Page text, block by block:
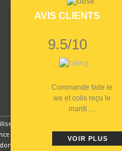
des cookies pour
utilisateur et nous
d'accepter leur
AVIS CLIENTS
9.5/10
Commande faite le
we et colis reçu le
mardi ,...
VOIR PLUS